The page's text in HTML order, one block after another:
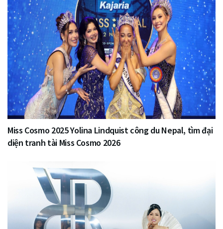
Miss Cosmo 2025 Yolina Lindquist công du Nepal, tìm đại
diện tranh tài Miss Cosmo 2026